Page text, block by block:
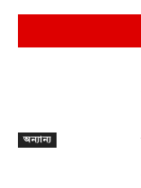
অন্যান্য